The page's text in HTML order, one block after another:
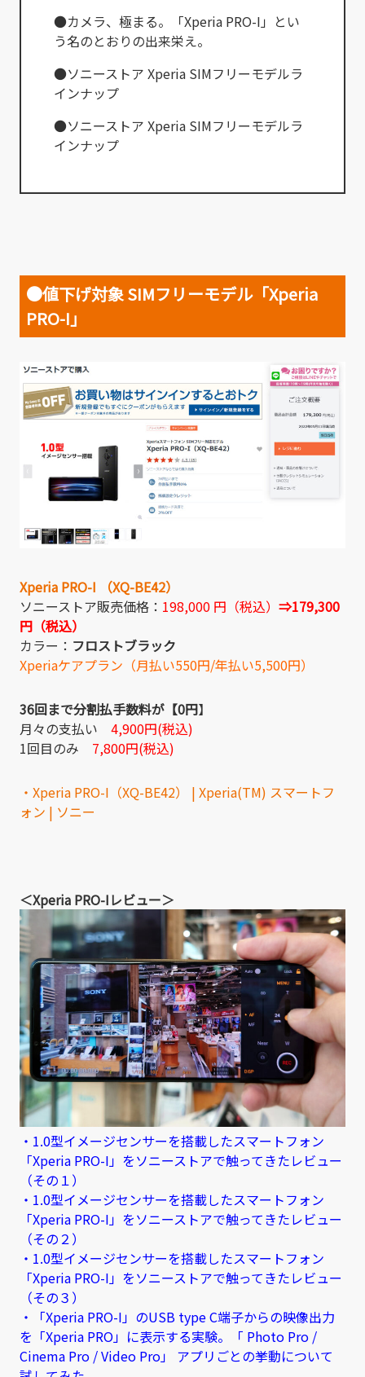
●カメラ、極まる。「Xperia PRO-I」とい
う名のとおりの出来栄え。
●ソニーストア Xperia SIMフリーモデルラ
インナップ
●ソニーストア Xperia SIMフリーモデルラ
インナップ
●値下げ対象SIMフリーモデル「Xperia
PRO-I」
Xperia PRO-I （XQ-BE42）
ソニーストア販売価格： 198,000 円（税込） ⇒179,300
円（税込）
カラー： フロストブラック
Xperiaケアプラン（月払い550円/年払い5,500円）
36回まで分割払手数料が【0円】
月々の支払い 4,900円(税込)
1回目のみ 7,800円(税込)
・Xperia PRO-I（XQ-BE42） | Xperia(TM) スマートフ
ォン | ソニー
＜Xperia PRO-Iレビュー＞
・1.0型イメージセンサーを搭載したスマートフォン
「Xperia PRO-I」をソニーストアで触ってきたレビュー
（その１）
・1.0型イメージセンサーを搭載したスマートフォン
「Xperia PRO-I」をソニーストアで触ってきたレビュー
（その２）
・1.0型イメージセンサーを搭載したスマートフォン
「Xperia PRO-I」をソニーストアで触ってきたレビュー
（その３）
・「Xperia PRO-I」のUSB type C端子からの映像出力
を「Xperia PRO」に表示する実験。「 Photo Pro /
Cinema Pro / Video Pro」 アプリごとの挙動について